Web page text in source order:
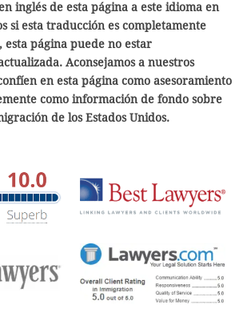
inglés de esta página a este idioma en
si esta traducción es completamente
esta página puede no estar
Aconsejamos a nuestros
en esta página como asesoramiento
como información de fondo sobre
de los Estados Unidos.